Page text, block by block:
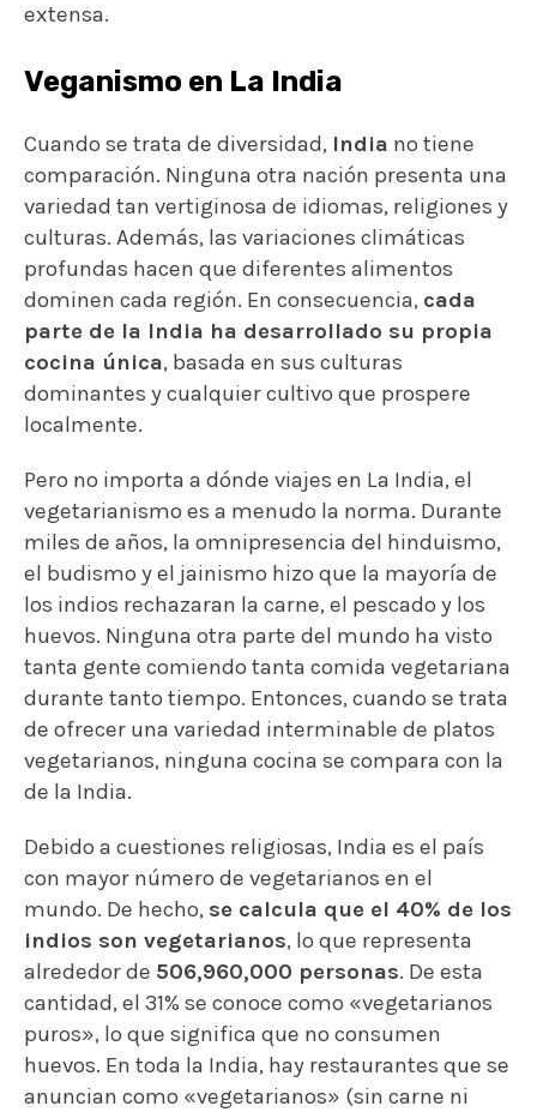
extensa.
Veganismo en La India
Cuando se trata de diversidad, India no tiene
comparación. Ninguna otra nación presenta una
variedad tan vertiginosa de idiomas, religiones y
culturas. Además, las variaciones climáticas
profundas hacen que diferentes alimentos
dominen cada región. En consecuencia, cada
parte de la India ha desarrollado su propia
cocina única, basada en sus culturas
dominantes y cualquier cultivo que prospere
localmente.
Pero no importa a dónde viajes en La India, el
vegetarianismo es a menudo la norma. Durante
miles de años, la omnipresencia del hinduismo,
el budismo y el jainismo hizo que la mayoría de
los indios rechazaran la carne, el pescado y los
huevos. Ninguna otra parte del mundo ha visto
tanta gente comiendo tanta comida vegetariana
durante tanto tiempo. Entonces, cuando se trata
de ofrecer una variedad interminable de platos
vegetarianos, ninguna cocina se compara con la
de la India.
Debido a cuestiones religiosas, India es el país
con mayor número de vegetarianos en el
mundo. De hecho, se calcula que el 40% de los
indios son vegetarianos, lo que representa
alrededor de 506,960,000 personas. De esta
cantidad, el 31% se conoce como «vegetarianos
puros», lo que significa que no consumen
huevos. En toda la India, hay restaurantes que se
anuncian como «vegetarianos» (sin carne ni